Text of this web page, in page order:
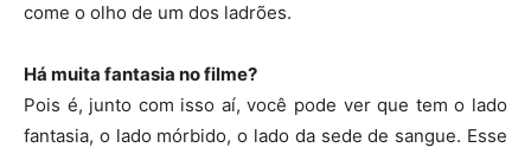
come o olho de um dos ladrões.
Há muita fantasia no filme?
Pois é, junto com isso aí, você pode ver que tem o lado
fantasia, o lado mórbido, o lado da sede de sangue. Esse